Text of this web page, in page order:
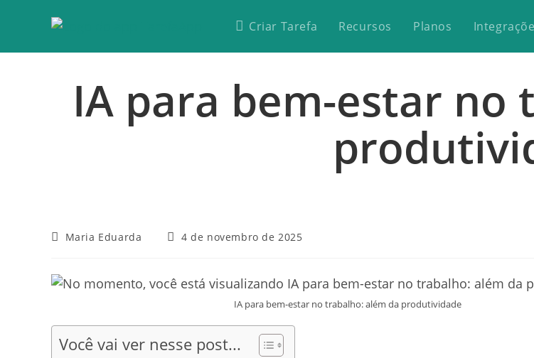
Criar Tarefa Recursos Planos
IA para bem-estar no
Maria Eduarda 4 de novembro de 2025
IA para bem-estar no trabalho: além da produtividade
Você vai ver nesse post...